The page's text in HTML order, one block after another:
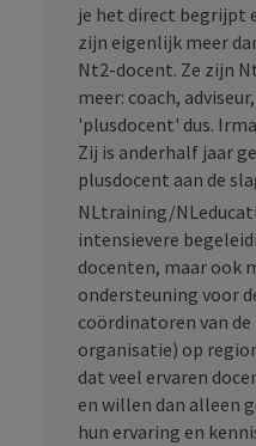
je het direct begrijpt
zijn eigenlijk meer
Nt2-docent. Ze zijn
meer: coach,
'plusdocent' dus.
Zij is anderhalf jaar
plusdocent aan de
NLtraining/
intensievere
docenten, maar ook
ondersteuning voor
coördinatoren van
organisatie) op
dat veel ervaren
en willen dan alleen
hun ervaring en